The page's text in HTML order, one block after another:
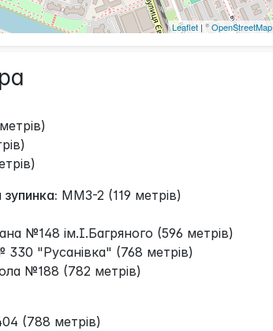
Leaflet | ©OpenStreetMap
ММЗ-2 (119 метрів)
№148 ім.І.Багряного (596 метрів)
"Русанівка" (768 метрів)
№188 (782 метрів)
(788 метрів)